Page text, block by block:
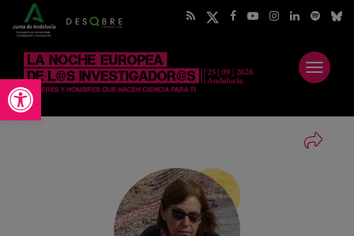
Abrir barra de herramientas
Abrir
menú